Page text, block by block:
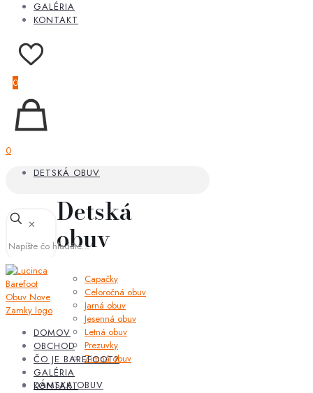
GALÉRIA
KONTAKT
0
0
DETSKÁ OBUV
Detská
obuv
Capačky
Celoročná obuv
Jarná obuv
Jesenná obuv
Letná obuv
Prezuvky
Zimná obuv
DÁMSKA OBUV
✕
DOMOV
OBCHOD
ČO JE BAREFOOT?
GALÉRIA
KONTAKT